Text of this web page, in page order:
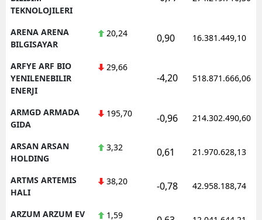
TEKNOLOJILERI
ARENA ARENA
BILGISAYAR
20,24 0,90 16.381.449,10
ARFYE ARF BIO
YENILENEBILIR
ENERJI
29,66
-4,20 518.871.666,06
ARMGD ARMADA
GIDA
195,70 -0,96 214.302.490,60
ARSAN ARSAN
HOLDING
3,32 0,61 21.970.628,13
ARTMS ARTEMIS
HALI
38,20 -0,78 42.958.188,74
ARZUM ARZUM EV
1,59